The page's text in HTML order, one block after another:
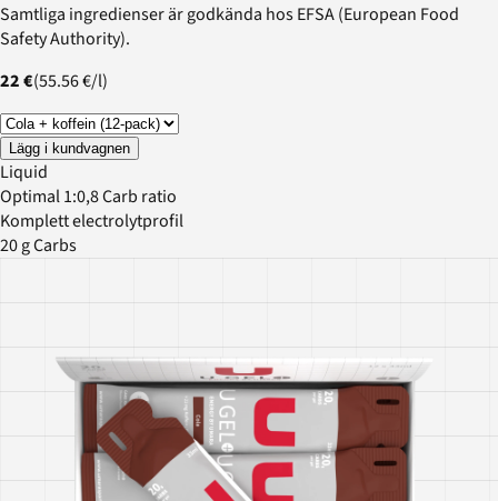
Samtliga ingredienser är godkända hos EFSA (European Food
Safety Authority).
22 €(55.56 €/l)
Lägg i kundvagnen
Liquid
Optimal 1:0,8 Carb ratio
Komplett electrolytprofil
20 g Carbs